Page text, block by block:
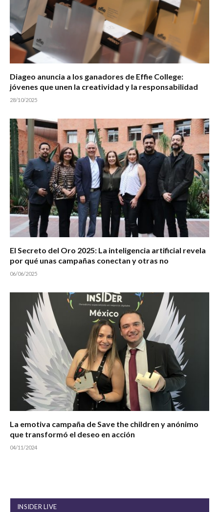
Diageo anuncia a los ganadores de Effie College:
jóvenes que unen la creatividad y la responsabilidad
28/10/2025
El Secreto del Oro 2025: La inteligencia artificial revela
por qué unas campañas conectan y otras no
06/06/2025
La emotiva campaña de Save the children y anónimo
que transformó el deseo en acción
04/11/2024
INSIDER LIVE